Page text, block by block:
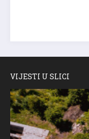
VIJESTI U SLICI